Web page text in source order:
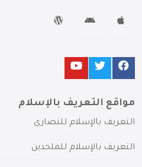
مواقع التعريف بالإسلام
التعريف بالإسلام للنصارى
التعريف بالإسلام للملحدين